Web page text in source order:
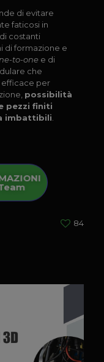
di evitare
faticosi in
costanti
di formazione e
to-onee di
che
efficace per
possibilità
pezzi finiti
imbattibili
84